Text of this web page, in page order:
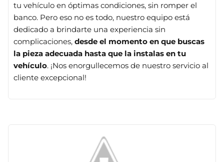
tu vehículo en óptimas condiciones, sin romper el
banco. Pero eso no es todo, nuestro equipo está
dedicado a brindarte una experiencia sin
complicaciones, desde el momento en que buscas
la pieza adecuada hasta que la instalas en tu
vehículo. ¡Nos enorgullecemos de nuestro servicio al
cliente excepcional!